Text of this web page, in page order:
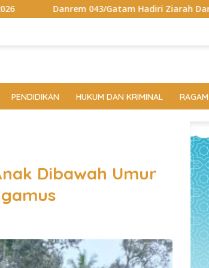
Hadiri Ziarah Dan Bakti Kesehatan HUT Ke-1
PENDIDIKAN HUKUM DAN KRIMINAL RAGAM
Dibawah Umur